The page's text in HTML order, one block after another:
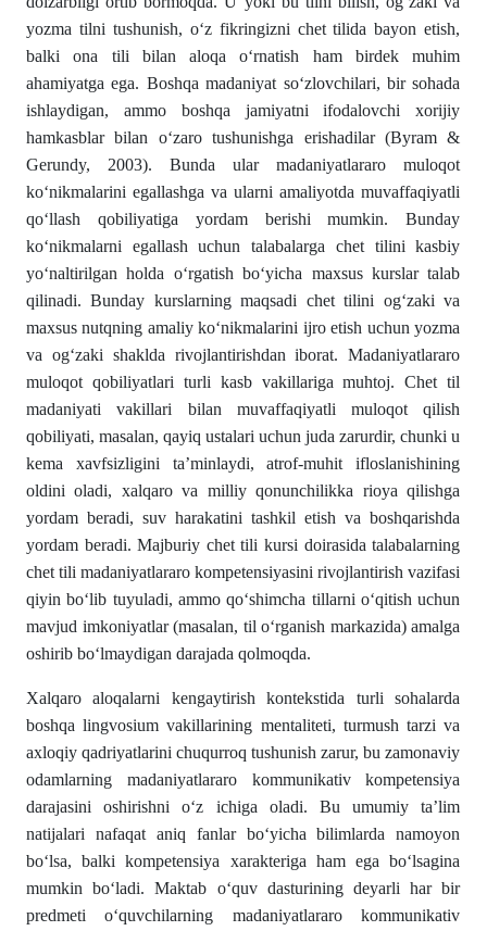
yozma tilni tushunish, o‘z fikringizni chet tilida bayon etish,
balki ona tili bilan aloqa o‘rnatish ham birdek muhim
ahamiyatga ega. Boshqa madaniyat so‘zlovchilari, bir sohada
ishlaydigan, ammo boshqa jamiyatni ifodalovchi xorijiy
hamkasblar bilan o‘zaro tushunishga erishadilar (Byram &
Gerundy, 2003). Bunda ular madaniyatlararo muloqot
ko‘nikmalarini egallashga va ularni amaliyotda muvaffaqiyatli
qo‘llash qobiliyatiga yordam berishi mumkin. Bunday
ko‘nikmalarni egallash uchun talabalarga chet tilini kasbiy
yo‘naltirilgan holda o‘rgatish bo‘yicha maxsus kurslar talab
qilinadi. Bunday kurslarning maqsadi chet tilini og‘zaki va
maxsus nutqning amaliy ko‘nikmalarini ijro etish uchun yozma
va og‘zaki shaklda rivojlantirishdan iborat. Madaniyatlararo
muloqot qobiliyatlari turli kasb vakillariga muhtoj. Chet til
madaniyati vakillari bilan muvaffaqiyatli muloqot qilish
qobiliyati, masalan, qayiq ustalari uchun juda zarurdir, chunki u
kema xavfsizligini ta’minlaydi, atrof-muhit ifloslanishining
oldini oladi, xalqaro va milliy qonunchilikka rioya qilishga
yordam beradi, suv harakatini tashkil etish va boshqarishda
yordam beradi. Majburiy chet tili kursi doirasida talabalarning
chet tili madaniyatlararo kompetensiyasini rivojlantirish vazifasi
qiyin bo‘lib tuyuladi, ammo qo‘shimcha tillarni o‘qitish uchun
mavjud imkoniyatlar (masalan, til o‘rganish markazida) amalga
oshirib bo‘lmaydigan darajada qolmoqda.
Xalqaro aloqalarni kengaytirish kontekstida turli sohalarda
boshqa lingvosium vakillarining mentaliteti, turmush tarzi va
axloqiy qadriyatlarini chuqurroq tushunish zarur, bu zamonaviy
odamlarning madaniyatlararo kommunikativ kompetensiya
darajasini oshirishni o‘z ichiga oladi. Bu umumiy ta’lim
natijalari nafaqat aniq fanlar bo‘yicha bilimlarda namoyon
bo‘lsa, balki kompetensiya xarakteriga ham ega bo‘lsagina
mumkin bo‘ladi. Maktab o‘quv dasturining deyarli har bir
predmeti o‘quvchilarning madaniyatlararo kommunikativ